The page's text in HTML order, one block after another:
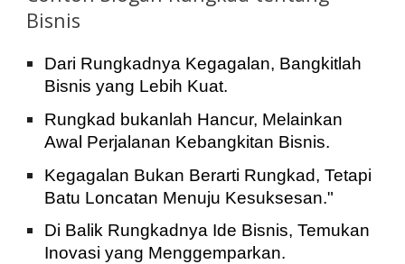
Bisnis
Dari Rungkadnya Kegagalan, Bangkitlah
Bisnis yang Lebih Kuat.
Rungkad bukanlah Hancur, Melainkan
Awal Perjalanan Kebangkitan Bisnis.
Kegagalan Bukan Berarti Rungkad, Tetapi
Batu Loncatan Menuju Kesuksesan."
Di Balik Rungkadnya Ide Bisnis, Temukan
Inovasi yang Menggemparkan.